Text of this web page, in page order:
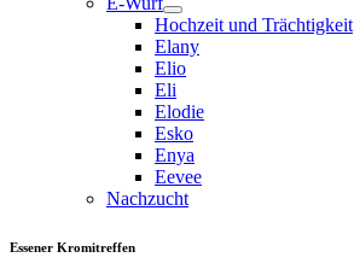
Hochzeit und Trächtigkeit
Elany
Elio
Eli
Elodie
Esko
Enya
Eevee
Nachzucht
Essener Kromitreffen